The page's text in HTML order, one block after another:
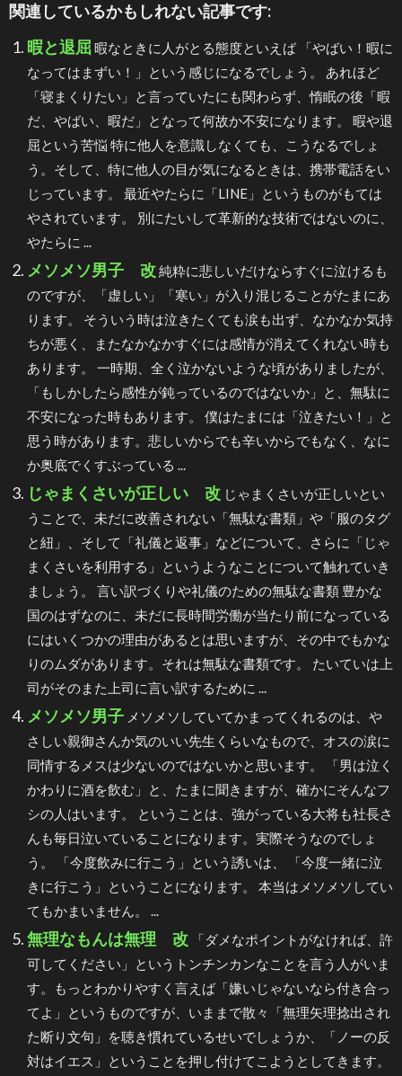
関連しているかもしれない記事です:
暇と退屈暇なときに人がとる態度といえば 「やばい！暇に
なってはまずい！」という感じになるでしょう。 あれほど
「寝まくりたい」と言っていたにも関わらず、惰眠の後「暇
だ、やばい、暇だ」となって何故か不安になります。 暇や退
屈という苦悩 特に他人を意識しなくても、こうなるでしょ
う。そして、特に他人の目が気になるときは、携帯電話をい
じっています。 最近やたらに「LINE」というものがもては
やされています。 別にたいして革新的な技術ではないのに、
やたらに ...
メソメソ男子 改純粋に悲しいだけならすぐに泣けるも
のですが、「虚しい」「寒い」が入り混じることがたまにあ
ります。 そういう時は泣きたくても涙も出ず、なかなか気持
ちが悪く、またなかなかすぐには感情が消えてくれない時も
あります。 一時期、全く泣かないような頃がありましたが、
「もしかしたら感性が鈍っているのではないか」と、無駄に
不安になった時もあります。 僕はたまには「泣きたい！」と
思う時があります。悲しいからでも辛いからでもなく、なに
か奥底でくすぶっている ...
じゃまくさいが正しい 改 じゃまくさいが正しいとい
うことで、未だに改善されない「無駄な書類」や「服のタグ
と紐」、そして「礼儀と返事」などについて、さらに「じゃ
まくさいを利用する」というようなことについて触れていき
ましょう。 言い訳づくりや礼儀のための無駄な書類 豊かな
国のはずなのに、未だに長時間労働が当たり前になっている
にはいくつかの理由があるとは思いますが、その中でもかな
りのムダがあります。それは無駄な書類です。 たいていは上
司がそのまた上司に言い訳するために ...
メソメソ男子 メソメソしていてかまってくれるのは、や
さしい親御さんか気のいい先生くらいなもので、オスの涙に
同情するメスは少ないのではないかと思います。 「男は泣く
かわりに酒を飲む」と、たまに聞きますが、確かにそんなフ
シの人はいます。 ということは、強がっている大将も社長さ
んも毎日泣いていることになります。実際そうなのでしょ
う。 「今度飲みに行こう」という誘いは、 「今度一緒に泣
きに行こう」ということになります。 本当はメソメソしてい
てもかまいません。 ...
無理なもんは無理 改
「ダメなポイントがなければ、許
可してください」というトンチンカンなことを言う人がいま
す。もっとわかりやすく言えば「嫌いじゃないなら付き合っ
てよ」というものですが、いままで散々「無理矢理捻出され
た断り文句」を聴き慣れているせいでしょうか、「ノーの反
対はイエス」ということを押し付けてこようとしてきます。